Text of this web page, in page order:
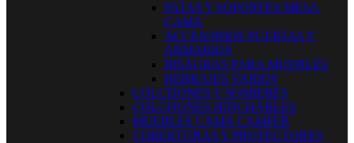
PATAS Y SOPORTES MESA
CAMA
ACCESORIOS PUERTAS Y
ARMARIOS
BISAGRAS PARA MUEBLES
HERRAJES VARIOS
COLCHONES Y SOMIERES
COLCHONES HINCHABLES
MUEBLES CAMA CAMPER
COBERTURAS Y PROTECTORES